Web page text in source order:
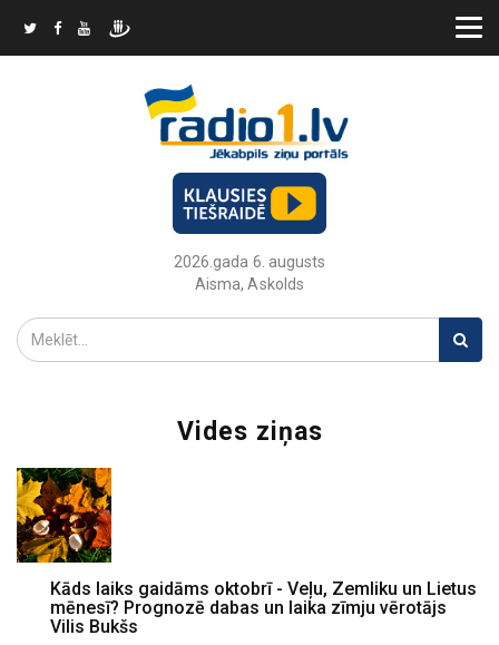
2026.gada 6. augusts
Aisma, Askolds
Vides ziņas
Kāds laiks gaidāms oktobrī - Veļu, Zemliku un Lietus
mēnesī? Prognozē dabas un laika zīmju vērotājs
Vilis Bukšs